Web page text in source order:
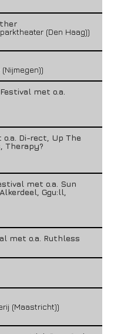
(Den Haag))
met o.a.
Di-rect, Up The
Therapy?
met o.a. Sun
Ggu:ll,
met o.a. Ruthless
(Maastricht))